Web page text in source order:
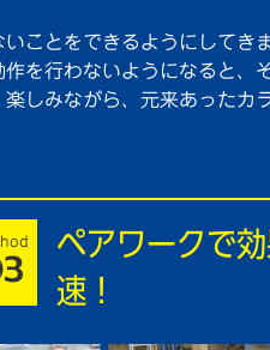
ことをできるようにしてき
を行わないようになると、
しみながら、元来あったカ
ペアワークで
速！